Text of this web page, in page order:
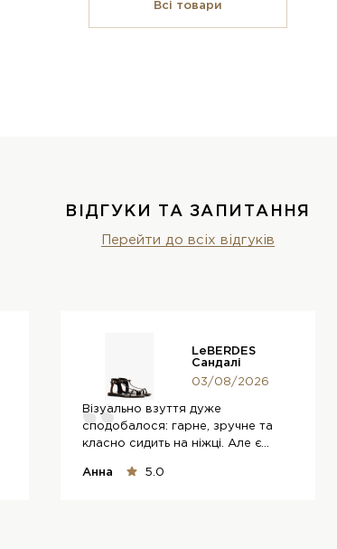
Всі товари
ВІДГУКИ ТА ЗАПИТАННЯ
Перейти до всіх відгуків
LeBERDES
Сандалі
03/08/2026
Візуально взуття дуже
сподобалося: гарне, зручне та
класно сидить на ніжці. Але є
Анна
5.0